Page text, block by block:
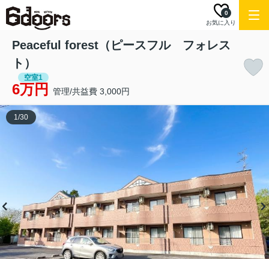
お気に入り
0
Peaceful forest（ピースフル フォレス
ト）
空室1
6万円 管理/共益費 3,000円
1/30